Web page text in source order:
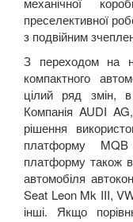
преселективної
з подвійним
З переходом на
компактного
цілий ряд змін,
Компанія AUDI
рішення
платформу MQB
платформу також
автомобіля
Seat Leon Mk III,
інші. Якщо